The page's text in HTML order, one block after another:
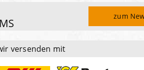
zum
versenden mit